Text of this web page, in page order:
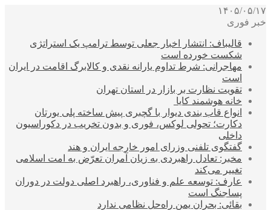
۱۴۰۵/۰۵/۱۷
خبر فوری
قالیباف: انتشار اخبار جعلی توسط ترامپ یک استراتژی
شکست خورده است
مهاجرانی: شرط تداوم یارانه نقدی و کالابرگ اقامت در ایران
است
تقویت نظارت بر بازار در استان تهران
خانه هوشمند کایا
انواع قاب بندی دیوار با گچبری پیش ساخته پلی یورتان
دکارت؛ تحولی لوکس، فوری و بدون تخریب در دکوراسیون
داخلی
گفتگوی تلفنی وزرای امور خارجه ایران و هند
مخبر: تعادل راهبردی به زیان آمران تعرّض به امت اسلامی
تغییر می‌کند
عارف: توسعه علم و فناوری، راهبرد اصلی دولت در دوران
پساجنگ است
بقائی: بحران یمن راه‌حل نظامی ندارد